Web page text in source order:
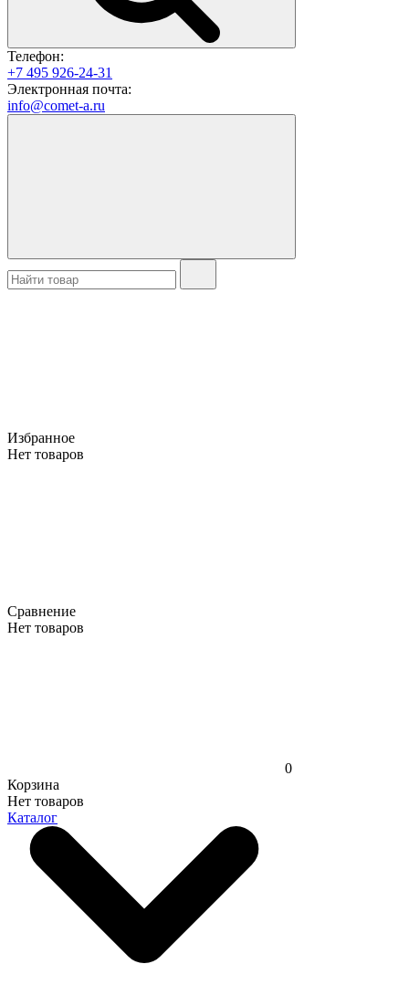
Телефон:
+7 495 926-24-31
Электронная почта:
info@comet-a.ru
Избранное
Нет товаров
Сравнение
Нет товаров
0
Корзина
Нет товаров
Каталог